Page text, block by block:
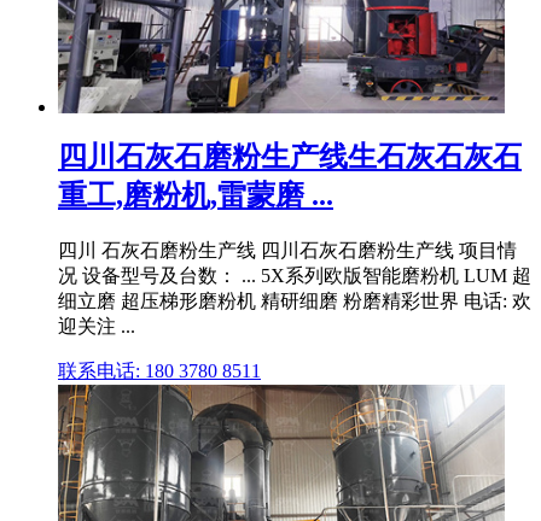
四川石灰石磨粉生产线生石灰石灰石
重工,磨粉机,雷蒙磨 ...
四川 石灰石磨粉生产线 四川石灰石磨粉生产线 项目情
况 设备型号及台数： ... 5X系列欧版智能磨粉机 LUM 超
细立磨 超压梯形磨粉机 精研细磨 粉磨精彩世界 电话: 欢
迎关注 ...
联系电话: 180 3780 8511